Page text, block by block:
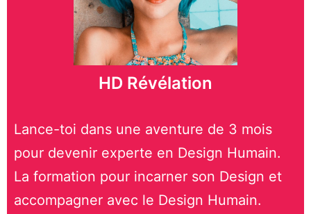
HD Révélation
Lance-toi dans une aventure de 3 mois
pour devenir experte en Design Humain.
La formation pour incarner son Design et
accompagner avec le Design Humain.